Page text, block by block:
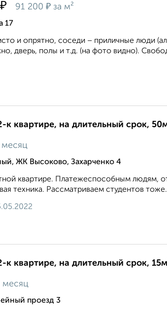
₽ 91 200 ₽ за м²
17
и опрятно, соседи – приличные люди
дверь, полы и т.д. (на фото видно).
к квартире, на длительный срок,
месяц
ЖК Высоково, Захарченко 4
квартире. Платежеспособным людям,
техника. Рассматриваем студентов
к квартире, на длительный срок,
месяц
проезд 3